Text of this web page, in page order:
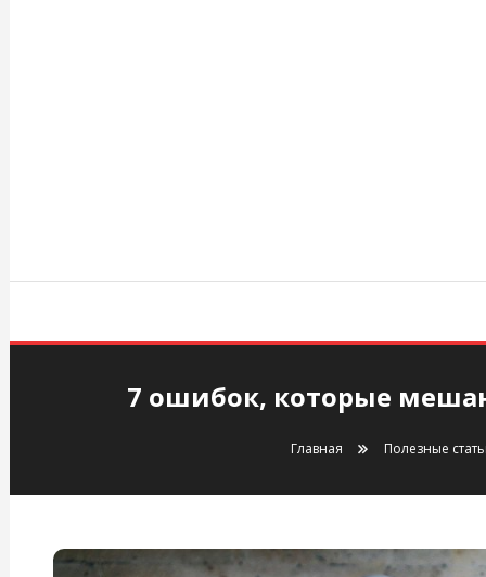
7 ошибок, которые
Главная Полезные